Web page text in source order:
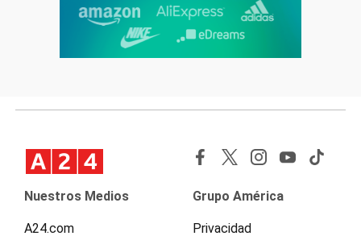
Nuestros Medios
A24.com
Grupo América
Privacidad